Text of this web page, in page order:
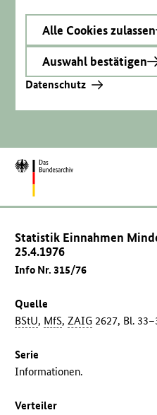
Alle Cookies zulassen
Auswahl bestätigen
Datenschutz
Zur
Statistik Einnahmen
25.4.1976
Info Nr. 315/76
Quelle
BStU, MfS,ZAIG 2627, Bl.
Serie
Informationen.
Verteiler